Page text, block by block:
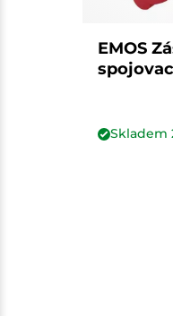
EMOS
Skladem